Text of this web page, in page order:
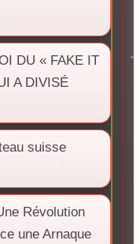
DU « FAKE IT
A DIVISÉ
suisse
Révolution
une Arnaque